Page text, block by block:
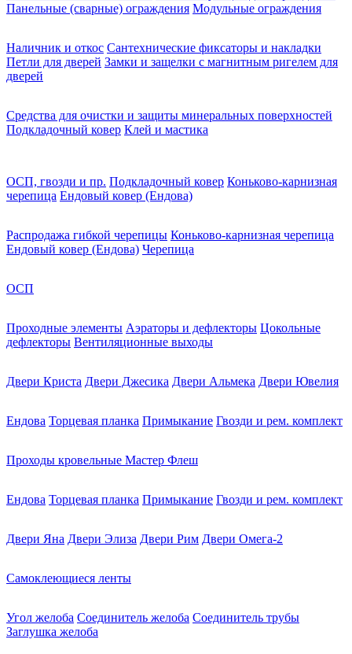
Панельные (сварные) ограждения Модульные ограждения
Наличник и откос Сантехнические фиксаторы и накладки
Петли для дверей Замки и защелки с магнитным ригелем для
дверей
Средства для очистки и защиты минеральных поверхностей
Подкладочный ковер Клей и мастика
ОСП, гвозди и пр. Подкладочный ковер Коньково-карнизная
черепица Ендовый ковер (Ендова)
Распродажа гибкой черепицы Коньково-карнизная черепица
Ендовый ковер (Ендова) Черепица
ОСП
Проходные элементы Аэраторы и дефлекторы Цокольные
дефлекторы Вентиляционные выходы
Двери Криста Двери Джесика Двери Альмека Двери Ювелия
Ендова Торцевая планка Примыкание Гвозди и рем. комплект
Проходы кровельные Мастер Флеш
Ендова Торцевая планка Примыкание Гвозди и рем. комплект
Двери Яна Двери Элиза Двери Рим Двери Омега-2
Самоклеющиеся ленты
Угол желоба Соединитель желоба Соединитель трубы
Заглушка желоба